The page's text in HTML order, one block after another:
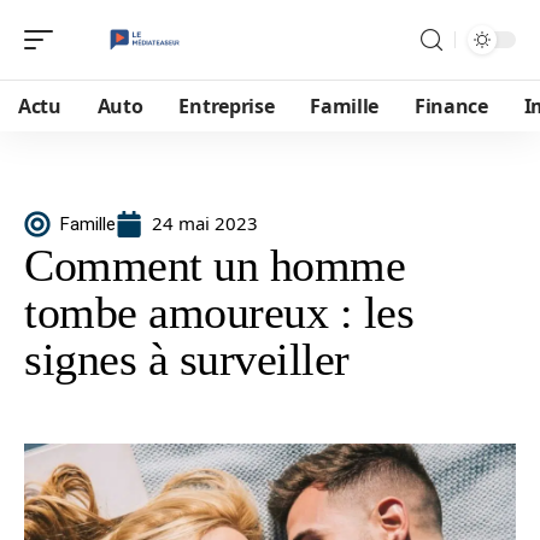
Actu Auto Entreprise Famille Finance
Famille 24 mai 2023
Comment un homme
tombe amoureux : les
signes à surveiller